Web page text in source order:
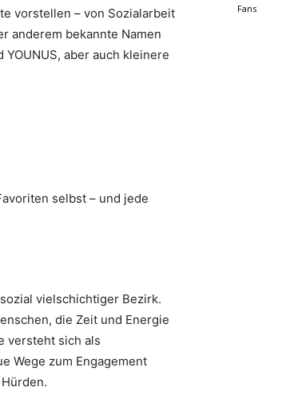
vorstellen – von Sozialarbeit
anderem bekannte Namen
aber auch kleinere
selbst – und jede
vielschichtiger Bezirk.
die Zeit und Energie
versteht sich als
Wege zum Engagement
Fans